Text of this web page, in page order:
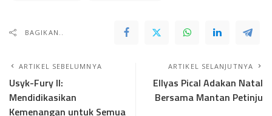
BAGIKAN..
ARTIKEL SEBELUMNYA
Usyk-Fury II:
Mendidikasikan
Kemenangan untuk Semua
ARTIKEL SELANJUTNYA
Ellyas Pical Adakan Natal
Bersama Mantan Petinju